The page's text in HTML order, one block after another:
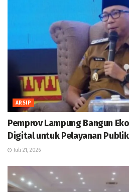
ARSIP
Pemprov Lampung Bangun
Digital untuk Pelayanan
Juli 21, 2026